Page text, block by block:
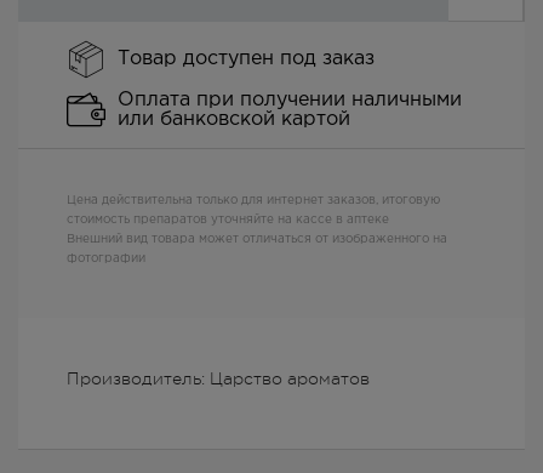
Производитель: Царство ароматов
Товар доступен под заказ
Оплата при получении наличными
или банковской картой
Цена действительна только для интернет заказов, итоговую
стоимость препаратов уточняйте на кассе в аптеке
Внешний вид товара может отличаться от изображенного на
фотографии